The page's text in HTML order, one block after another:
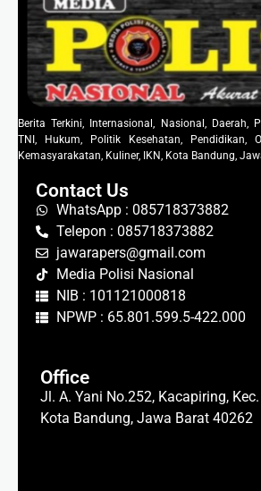
Berita Terkini, Internasional, Nasional, Daerah,
TNI, Hukum, Politik Kesehatan, Pendidikan,
Kemasyarakatan, Kuliner, IKN, Kota Bandung,
Contact Us
WhatsApp : 085718373882
Telepon : 085718373882
jawarapers@gmail.com
Media Polisi Nasional
NIB : 101121000818
NPWP : 65.801.599.5-422.000
Office
Jl. A. Yani No.252, Kacapiring,
Kota Bandung, Jawa Barat 40262